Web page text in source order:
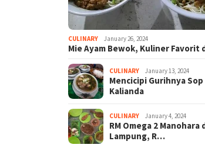
CULINARY January 26, 2024
Mie Ayam Bewok, Kuliner Favorit
CULINARY January 13, 2024
Mencicipi Gurihnya
Kalianda
CULINARY January 4, 2024
RM Omega 2 Manohara
Lampung, R…